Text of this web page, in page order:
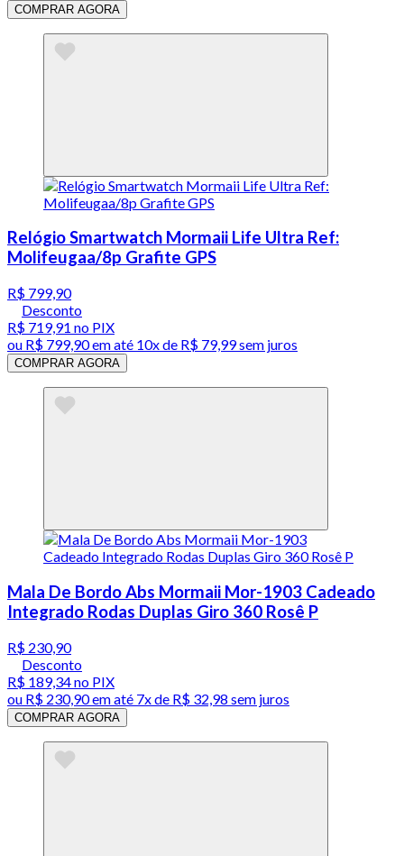
COMPRAR AGORA
Relógio Smartwatch Mormaii Life Ultra Ref:
Molifeugaa/8p Grafite GPS
R$ 799,90
Desconto
R$ 719,91 no PIX
ou R$ 799,90em até 10x de R$ 79,99 sem juros
COMPRAR AGORA
Mala De Bordo Abs Mormaii Mor-1903 Cadeado
Integrado Rodas Duplas Giro 360 Rosê P
R$ 230,90
Desconto
R$ 189,34no PIX
ou R$ 230,90em até 7x de R$ 32,98 sem juros
COMPRAR AGORA